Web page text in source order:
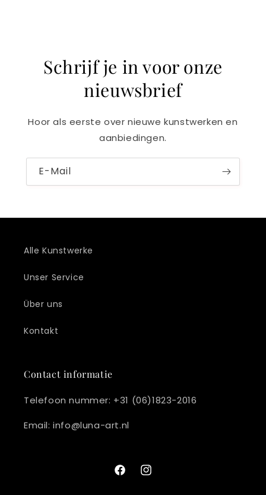
Schrijf je in voor onze
nieuwsbrief
Hoor als eerste over nieuwe kunstwerken en
aanbiedingen.
E-Mail
Alle Kunstwerke
Unser Service
Über uns
Kontakt
Contact informatie
Telefoon nummer: +31 (06)1823-2016
Email: info@luna-art.nl
FacebookInstagram